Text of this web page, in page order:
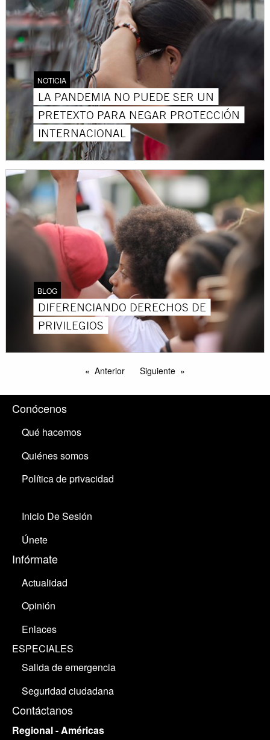
NOTICIA
LA PANDEMIA NO PUEDE SER UN
PRETEXTO PARA NEGAR PROTECCIÓN
INTERNACIONAL
BLOG
DIFERENCIANDO DERECHOS DE
PRIVILEGIOS
Anterior Siguiente
Conócenos
Qué hacemos
Quiénes somos
Política de privacidad
Inicio De Sesión
Únete
Infórmate
Actualidad
Opinión
Enlaces
ESPECIALES
Salida de emergencia
Seguridad ciudadana
Contáctanos
Regional - Américas